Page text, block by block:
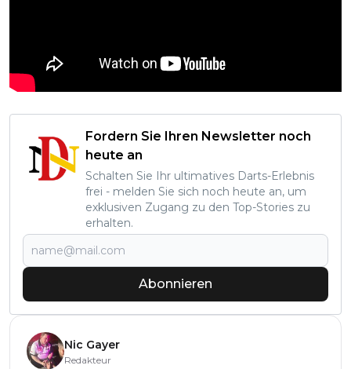
Fordern Sie Ihren Newsletter noch
heute an
Schalten Sie Ihr ultimatives Darts-Erlebnis
frei - melden Sie sich noch heute an, um
exklusiven Zugang zu den Top-Stories zu
erhalten.
Abonnieren
Nic Gayer
Redakteur